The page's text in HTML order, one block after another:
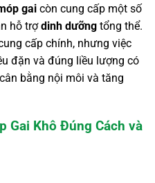
gai còn cung cấp một số
hỗ trợdinh dưỡng tổng thể.
cấp chính, nhưng việc
đặn và đúng liều lượng có
bằng nội môi và tăng
Gai Khô Đúng Cách và